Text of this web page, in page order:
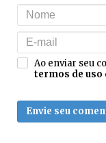
Ao enviar seu
termos de
Envie seu